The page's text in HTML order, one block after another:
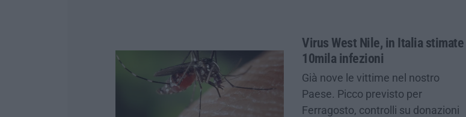
Virus West Nile, in Italia stimate
10mila infezioni
Già nove le vittime nel nostro
Paese. Picco previsto per
Ferragosto, controlli su donazioni